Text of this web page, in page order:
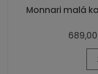
Monnari malá